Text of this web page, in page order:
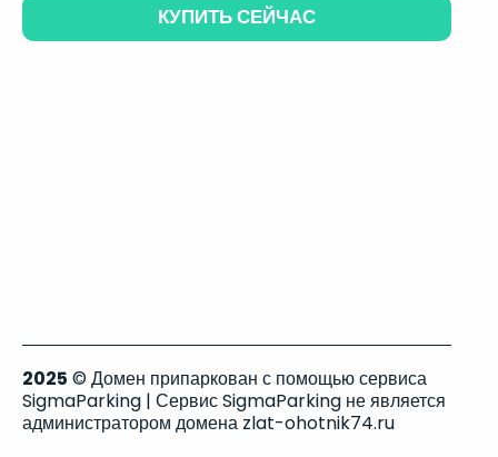
КУПИТЬ СЕЙЧАС
2025 © Домен припаркован с помощью сервиса
SigmaParking | Сервис SigmaParking не является
администратором домена zlat-ohotnik74.ru